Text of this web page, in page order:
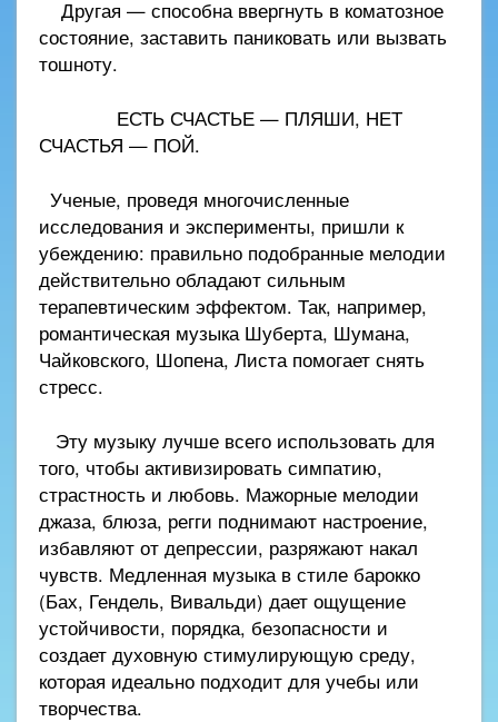
Другая — способна ввергнуть в коматозное
состояние, заставить паниковать или вызвать
тошноту.
ЕСТЬ СЧАСТЬЕ — ПЛЯШИ, НЕТ
СЧАСТЬЯ — ПОЙ.
Ученые, проведя многочисленные
исследования и эксперименты, пришли к
убеждению: правильно подобранные мелодии
действительно обладают сильным
терапевтическим эффектом. Так, например,
романтическая музыка Шуберта, Шумана,
Чайковского, Шопена, Листа помогает снять
стресс.
Эту музыку лучше всего использовать для
того, чтобы активизировать симпатию,
страстность и любовь. Мажорные мелодии
джаза, блюза, регги поднимают настроение,
избавляют от депрессии, разряжают накал
чувств. Медленная музыка в стиле барокко
(Бах, Гендель, Вивальди) дает ощущение
устойчивости, порядка, безопасности и
создает духовную стимулирующую среду,
которая идеально подходит для учебы или
творчества.